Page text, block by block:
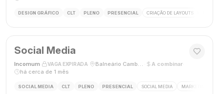
DESIGN GRÁFICO CLT PLENO PRESENCIAL CRIAÇÃO DE LAYOUTS
Social Media
Incomum VAGA EXPIRADA Balneário Camboriú, SC A combinar·
há cerca de 1 mês
SOCIAL MEDIA CLT PLENO PRESENCIAL SOCIAL MEDIA MARKETING